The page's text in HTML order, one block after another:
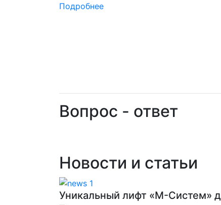
Подробнее
Вопрос - ответ
Новости и статьи
Уникальный лифт «М-Систем»